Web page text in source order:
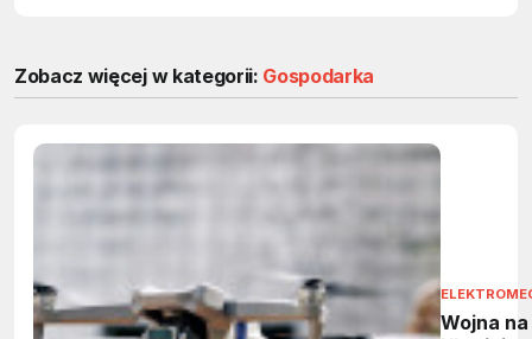
Zobacz więcej w kategorii: Gospodarka
Wojna na